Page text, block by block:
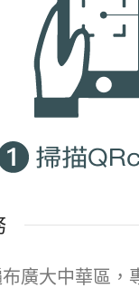
廣大中華區，